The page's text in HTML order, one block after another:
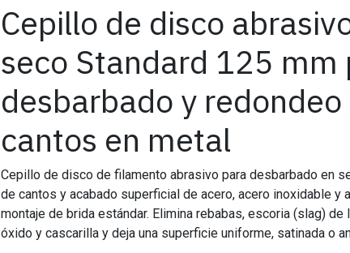
Cepillo de disco
seco Standard 125 mm
desbarbado y redondeo
cantos en metal
Cepillo de disco de filamento abrasivo para desbarbado en
de cantos y acabado superficial de acero, acero inoxidable y
montaje de brida estándar. Elimina rebabas, escoria (slag) de
óxido y cascarilla y deja una superficie uniforme, satinada o